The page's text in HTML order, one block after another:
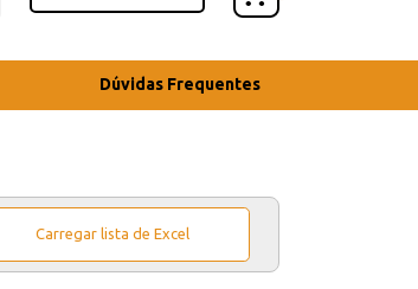
Dúvidas Frequentes
Carregar lista de Excel